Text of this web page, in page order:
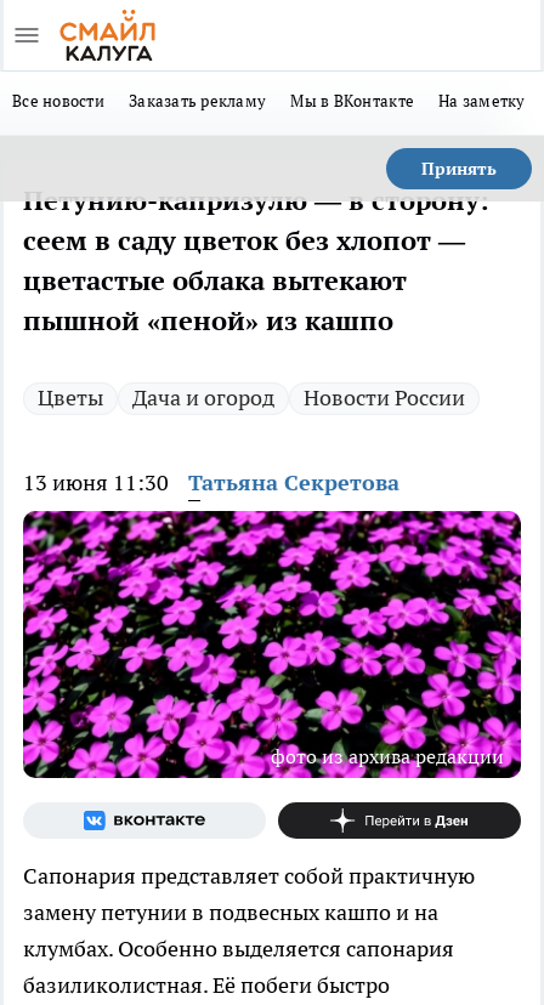
Все новости Заказать рекламу Мы в ВКонтакте На заметку
Принять
Петунию-капризулю — в сторону:
сеем в саду цветок без хлопот —
цветастые облака вытекают
пышной «пеной» из кашпо
Цветы Дача и огород Новости России
13 июня 11:30 Татьяна Секретова
фото из архива редакции
Сапонария представляет собой практичную
замену петунии в подвесных кашпо и на
клумбах. Особенно выделяется сапонария
базиликолистная. Её побеги быстро